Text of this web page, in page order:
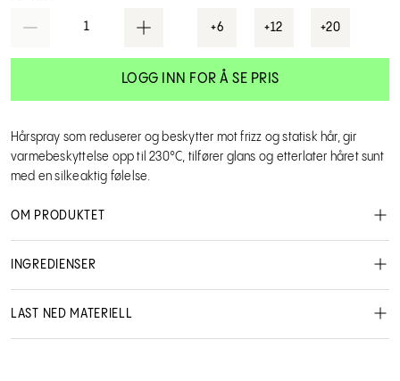
1 +6 +12 +20
LOGG INN FOR Å SE PRIS
Hårspray som reduserer og beskytter mot frizz og statisk hår, gir
varmebeskyttelse opp til 230°C, tilfører glans og etterlater håret sunt
med en silkeaktig følelse.
OM PRODUKTET
INGREDIENSER
LAST NED MATERIELL